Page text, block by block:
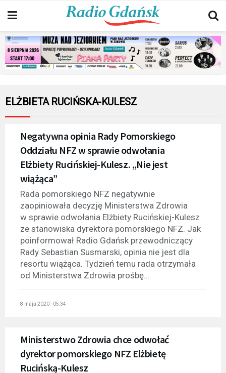
ELŻBIETA RUCIŃSKA-KULESZ
Negatywna opinia Rady Pomorskiego
Oddziału NFZ w sprawie odwołania
Elżbiety Rucińskiej-Kulesz. „Nie jest
wiążąca”
Rada pomorskiego NFZ negatywnie
zaopiniowała decyzję Ministerstwa Zdrowia
w sprawie odwołania Elżbiety Rucińskiej-Kulesz
ze stanowiska dyrektora pomorskiego NFZ. Jak
poinformował Radio Gdańsk przewodniczący
Rady Sebastian Susmarski, opinia nie jest dla
resortu wiążąca. Tydzień temu rada otrzymała
od Ministerstwa Zdrowia prośbę...
8 maja 2020 - 05:34
Ministerstwo Zdrowia chce odwołać
dyrektor pomorskiego NFZ Elżbietę
Rucińską-Kulesz